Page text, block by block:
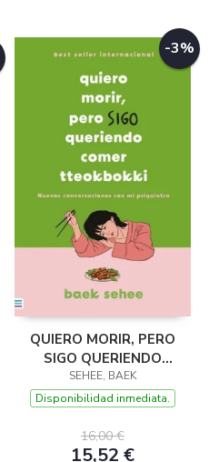
-3%
QUIERO MORIR, PERO
SIGO QUERIENDO
COMER TTEOKBOKKI
SEHEE, BAEK
Disponibilidad inmediata.
16,00 €
15,52 €